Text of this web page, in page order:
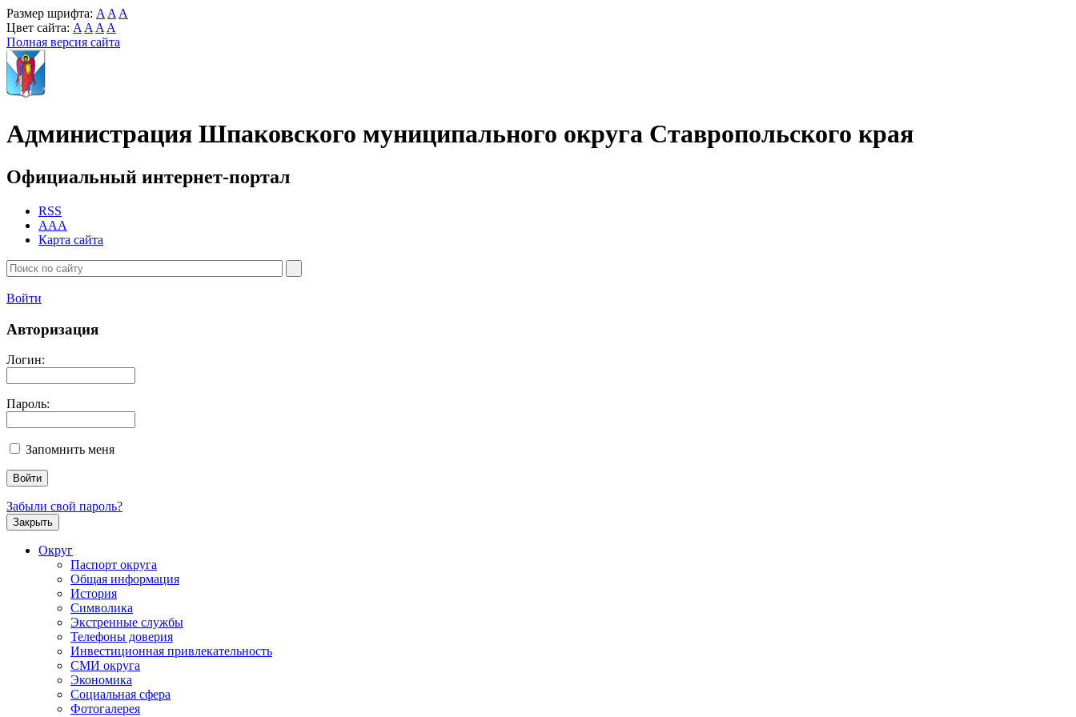
Размер шрифта: A A A
Цвет сайта: A A A A
Полная версия сайта
Администрация Шпаковского муниципального округа Ставропольского края
Официальный интернет-портал
RSS
AAA
Карта сайта
Войти
Авторизация
Логин:
Пароль:
Запомнить меня
Забыли свой пароль?
Закрыть
Округ
Паспорт округа
Общая информация
История
Символика
Экстренные службы
Телефоны доверия
Инвестиционная привлекательность
СМИ округа
Экономика
Социальная сфера
Фотогалерея